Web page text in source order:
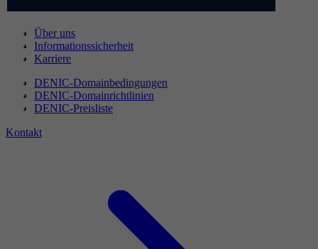
Über uns
Informationssicherheit
Karriere
DENIC-Domainbedingungen
DENIC-Domainrichtlinien
DENIC-Preisliste
Kontakt